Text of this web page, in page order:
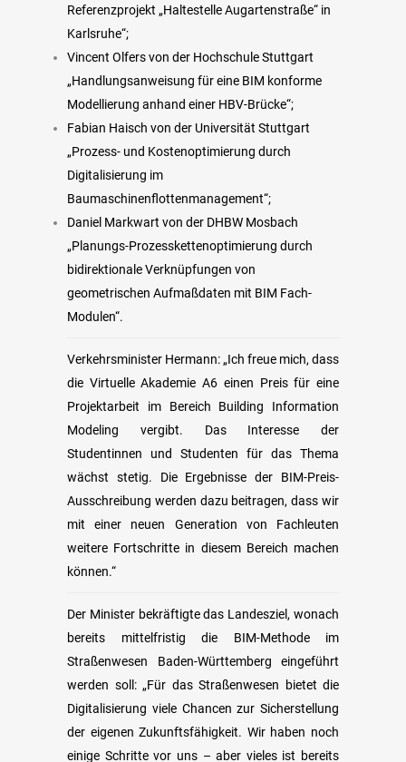
Referenzprojekt „Haltestelle Augartenstraße“ in
Karlsruhe“;
Vincent Olfers von der Hochschule Stuttgart
„Handlungsanweisung für eine BIM konforme
Modellierung anhand einer HBV-Brücke“;
Fabian Haisch von der Universität Stuttgart
„Prozess- und Kostenoptimierung durch
Digitalisierung im
Baumaschinenflottenmanagement“;
Daniel Markwart von der DHBW Mosbach
„Planungs-Prozesskettenoptimierung durch
bidirektionale Verknüpfungen von
geometrischen Aufmaßdaten mit BIM Fach-
Modulen“.
Verkehrsminister Hermann: „Ich freue mich, dass
die Virtuelle Akademie A6 einen Preis für eine
Projektarbeit im Bereich Building Information
Modeling vergibt. Das Interesse der
Studentinnen und Studenten für das Thema
wächst stetig. Die Ergebnisse der BIM-Preis-
Ausschreibung werden dazu beitragen, dass wir
mit einer neuen Generation von Fachleuten
weitere Fortschritte in diesem Bereich machen
können.“
Der Minister bekräftigte das Landesziel, wonach
bereits mittelfristig die BIM-Methode im
Straßenwesen Baden-Württemberg eingeführt
werden soll: „Für das Straßenwesen bietet die
Digitalisierung viele Chancen zur Sicherstellung
der eigenen Zukunftsfähigkeit. Wir haben noch
einige Schritte vor uns – aber vieles ist bereits